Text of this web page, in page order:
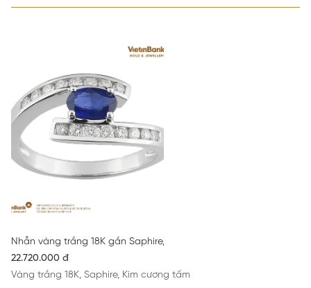
Nhẫn vàng trắng 18K gắn Saphire, kim cương 53
22.720.000 đ
Vàng trắng 18K, Saphire, Kim cương tấm